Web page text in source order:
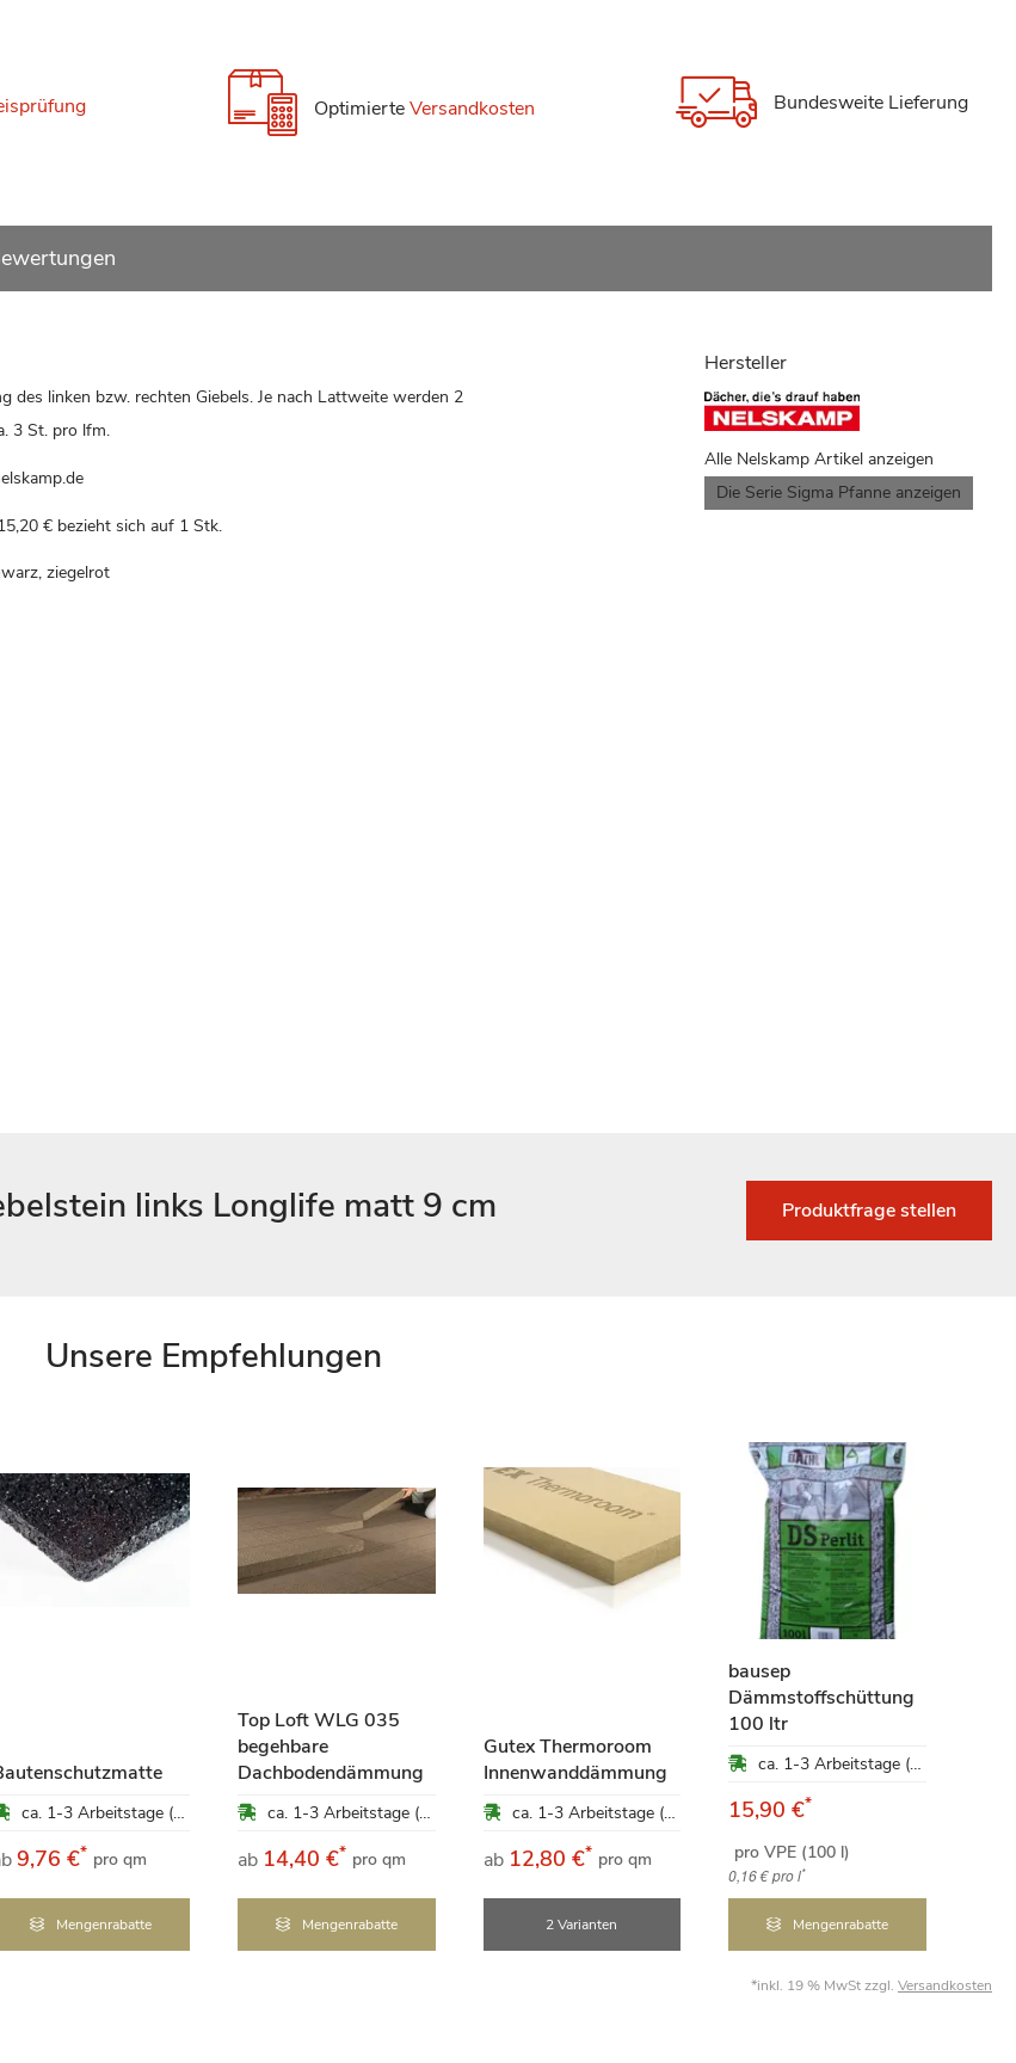
OptimierteVersandkosten Bundesweite Lieferung
Hersteller
Alle Nelskamp Artikel anzeigen
Die Serie Sigma Pfanne anzeigen
des linken bzw. rechten Giebels. Je nach Lattweite werden 2
3 St. pro lfm.
€ bezieht sich auf 1 Stk.
ziegelrot
links Longlife matt 9 cm Produktfrage stellen
Unsere Empfehlungen
ca. 1-3 Arbeitstage (Mo-Fr)
9,76 €* pro qm
Mengenrabatte
Top Loft WLG 035
begehbare
Dachbodendämmung
ca. 1-3 Arbeitstage (Mo-Fr)
ab 14,40 €* pro qm
Mengenrabatte
Gutex Thermoroom
Innenwanddämmung
ca. 1-3 Arbeitstage (Mo-Fr)
ab 12,80 €* pro qm
2 Varianten
bausep
Dämmstoffschüttung
100 ltr
ca. 1-3 Arbeitstage (Mo-Fr)
15,90 €*
pro VPE (100 l)
0,16 €pro l*
Mengenrabatte
*inkl. 19 % MwSt zzgl. Versandkosten